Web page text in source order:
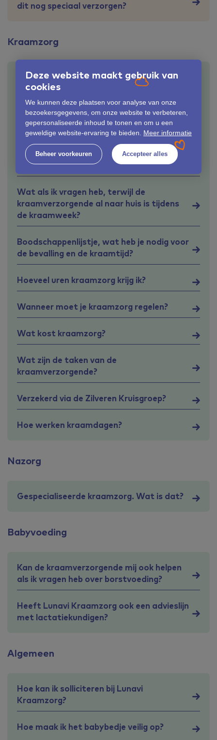
Deze website maakt gebruik van
cookies
We kunnen deze plaatsen voor analyse van onze
bezoekersgegevens, om onze website te verbeteren,
gepersonaliseerde inhoud te tonen en om u een
geweldige website-ervaring te bieden. Meer informatie
Beheer voorkeuren Accepteer alles
dit nog speciaal verzorgen?
Kraamzorg
Wanneer moet ik me aanmelden voor
kraamzorg?
Wat betaal ik voor kraamzorg?
De vorige keer had ik zo’n fijne
kraamverzorgende, kan ik haar bij deze
kraamtijd weer krijgen?
Wat als ik vragen heb, terwijl de
kraamverzorgende al naar huis is tijdens
de kraamweek?
Boodschappenlijstje, wat heb je nodig voor
de bevalling en de kraamtijd?
Hoeveel uren kraamzorg krijg ik?
Wanneer moet je kraamzorg regelen?
Wat kost kraamzorg?
Wat zijn de taken van de
kraamverzorgende?
Verzekerd via de Zilveren Kruisgroep?
Hoe werken kraamdagen?
Nazorg
Gespecialiseerde kraamzorg. Wat is dat?
Babyvoeding
Kan de kraamverzorgende mij ook helpen
als ik vragen heb over borstvoeding?
Heeft Lunavi Kraamzorg ook een advieslijn
met lactatiekundigen?
Algemeen
Hoe kan ik solliciteren bij Lunavi
Kraamzorg?
Hoe maak ik het babybedje veilig op?